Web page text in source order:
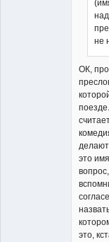
не
ОК,
это
это,